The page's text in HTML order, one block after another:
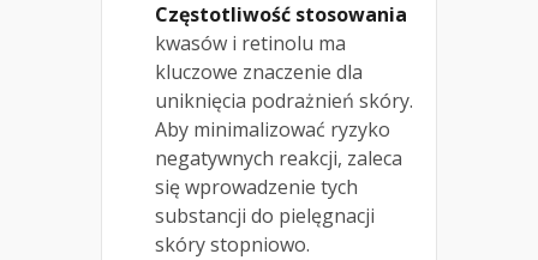
Częstotliwość stosowania
kwasów i retinolu ma
kluczowe znaczenie dla
uniknięcia podrażnień skóry.
Aby minimalizować ryzyko
negatywnych reakcji, zaleca
się wprowadzenie tych
substancji do pielęgnacji
skóry stopniowo.